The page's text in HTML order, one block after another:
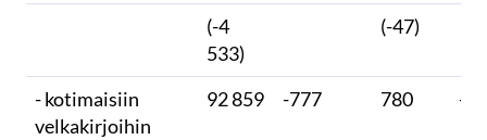
(-4
533)
(-47)
- kotimaisiin
velkakirjoihin
92 859 -777 780 -2